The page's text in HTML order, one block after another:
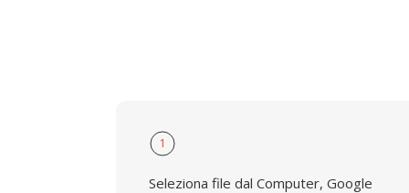
1
Seleziona file dal Computer, Google